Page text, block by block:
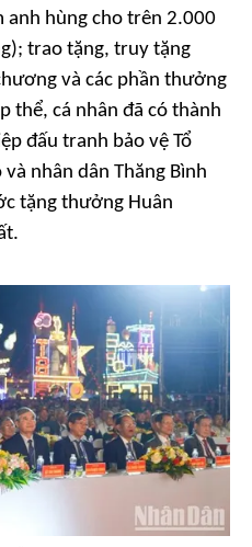
anh hùng cho trên 2.000
trao tặng, truy tặng
và các phần thưởng
thể, cá nhân đã có thành
đấu tranh bảo vệ Tổ
nhân dân Thăng Bình
tặng thưởng Huân